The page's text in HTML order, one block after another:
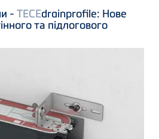
- TECEdrainprofile: Нове
та підлогового